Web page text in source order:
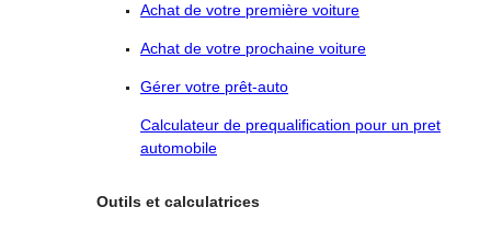
Achat de votre première voiture
Achat de votre prochaine voiture
Gérer votre prêt-auto
Calculateur de prequalification pour un pret
automobile
Outils et calculatrices